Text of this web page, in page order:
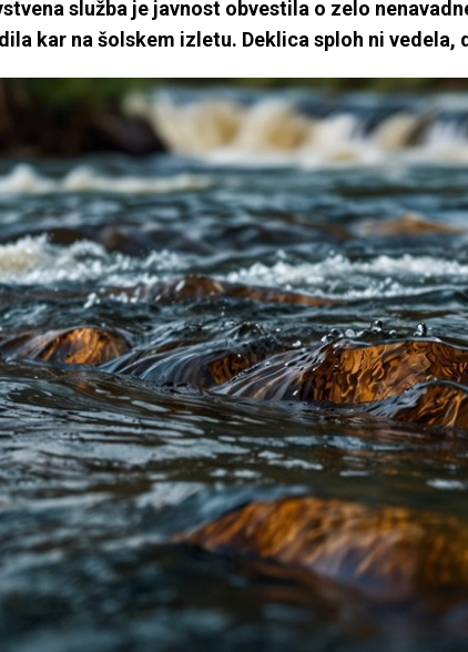
služba je javnost obvestila o zelo
kar na šolskem izletu. Deklica sploh ni vedela,